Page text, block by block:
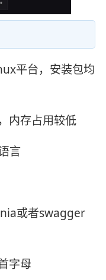
平台，安装包均
内存占用较低
言
或者swagger
字母